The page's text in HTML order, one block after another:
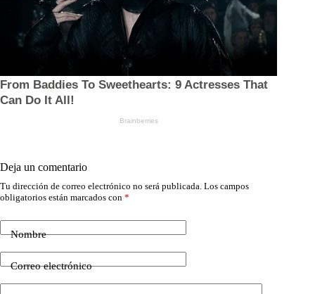
Deja un comentario
Tu dirección de correo electrónico no será publicada. Los campos
obligatorios están marcados con *
Nombre
Correo electrónico